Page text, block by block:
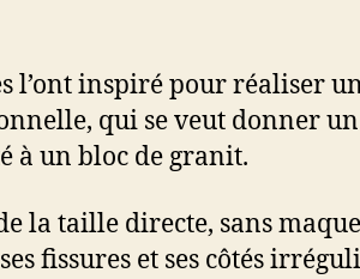
l’ont inspiré pour réaliser
qui se veut donner
à un bloc de granit.
la taille directe, sans
fissures et ses côtés